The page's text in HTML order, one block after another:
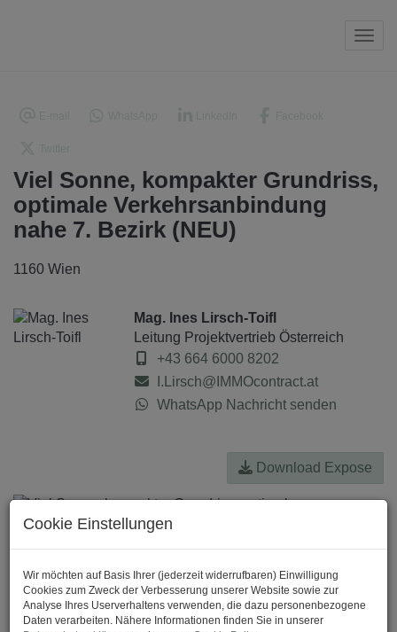
Viel Sonne, kompakter Grundriss,
optimale Verkehrsanbindung
nahe 7. Bezirk (NEU)
1160 Wien
Mag. Ines Lirsch-Toifl
Leitung Projektvertrieb Österreich
+43 664 6000 8202
I.Lirsch@IMMOcontract.at
WhatsApp Nachricht senden
Download Expose
Cookie Einstellungen
Wir möchten auf Basis Ihrer (jederzeit widerrufbaren) Einwilligung
Cookies zum Zweck der Verbesserung unserer Website sowie zur
Analyse Ihres Userverhaltens verwenden, die dazu personenbezogene
Daten verarbeiten. Nähere Informationen finden Sie in unserer